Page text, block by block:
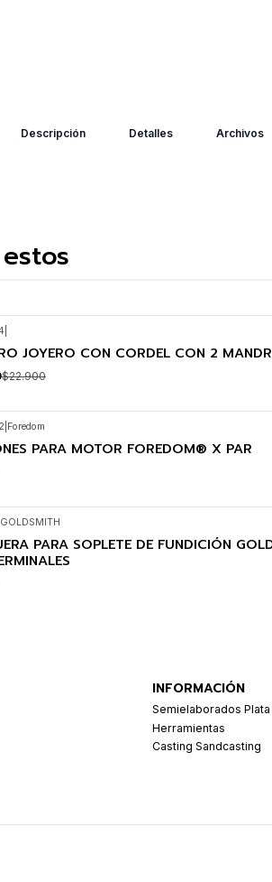
Descripción Detalles Archivos
JOYERO CON CORDEL CON 2
$22.900
Foredom
PARA MOTOR FOREDOM® X PAR
GOLDSMITH
PARA SOPLETE DE FUNDICIÓN
INFORMACIÓN
Semielaborados Plata
Herramientas
Casting Sandcasting